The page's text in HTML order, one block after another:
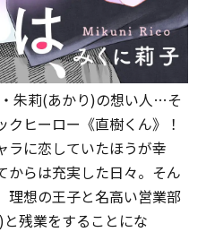
朱莉(あかり)の想い人…そ
ヒーロー《直樹くん》！
ラに恋していたほうが幸
からは充実した日々。そん
理想の王子と名高い営業部
残業をすることにな